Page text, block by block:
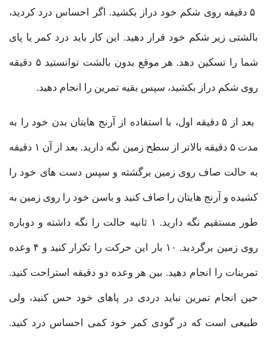
۵ دقیقه روی شکم خود دراز بکشید. اگر احساس درد کردید،
بالشتی زیر شکم خود قرار دهید. این کار باید درد کمر یا پای
شما را تسکین دهد. هر موقع بدون بالشت توانستید ۵ دقیقه
روی شکم دراز بکشید، سپس بقیه تمرین را انجام دهید.
بعد از ۵ دقیقه اول، با استفاده از آرنج هایتان بدن خود را به
مدت ۵ دقیقه بالاتر از سطح زمین نگه دارید. بعد از آن ۱ دقیقه
به حالت صاف روی زمین برگشته و سپس دست های خود را
کشیده و آرنج هایتان را صاف کنید و باسن خود را روی زمین به
طور مستقیم نگه دارید. ۱ ثانیه حالت را نگه داشته و دوباره
روی زمین برگردید. ۱۰ بار این حرکت را تکرار کنید و ۴ وعده
تمرینات را انجام دهید. بین هر وعده دو دقیقه استراحت کنید.
حین انجام تمرین نباید دردی در پاهای خود حس کنید، ولی
طبیعی است که در گودی کمر خود کمی احساس درد کنید.